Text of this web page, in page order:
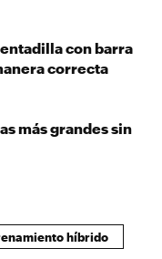
con barra
correcta
más grandes sin
híbrido